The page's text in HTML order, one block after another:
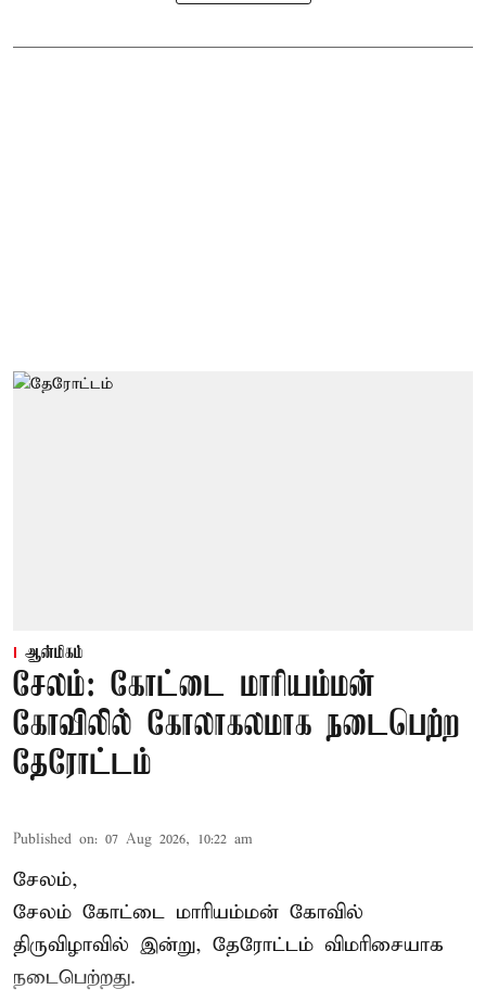
ஆன்மிகம்
சேலம்: கோட்டை மாரியம்மன்
கோவிலில் கோலாகலமாக நடைபெற்ற
தேரோட்டம்
Published on: 07 Aug 2026, 10:22 am
சேலம்,
சேலம் கோட்டை மாரியம்மன் கோவில்
திருவிழாவில் இன்று, தேரோட்டம் விமரிசையாக
நடைபெற்றது.